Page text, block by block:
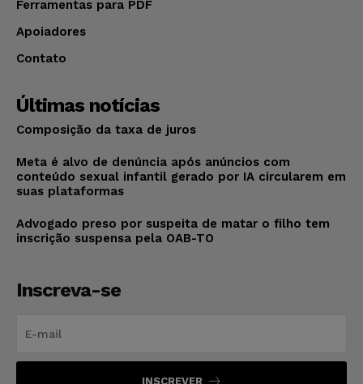
Ferramentas para PDF
Apoiadores
Contato
Últimas notícias
Composição da taxa de juros
Meta é alvo de denúncia após anúncios com
conteúdo sexual infantil gerado por IA circularem em
suas plataformas
Advogado preso por suspeita de matar o filho tem
inscrição suspensa pela OAB-TO
Inscreva-se
INSCREVER